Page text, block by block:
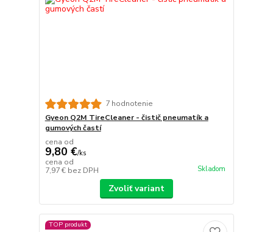
7 hodnotenie
Gyeon Q2M TireCleaner - čistič pneumatík a
gumových častí
cena od
9,80 €/ks
cena od
7,97 € bez DPH Skladom
Zvoliť variant
TOP produkt